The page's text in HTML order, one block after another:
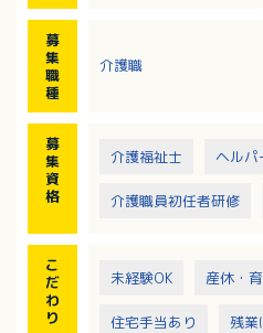
募
集
職
種
介護職
募
集
資
格
介護福祉士 ヘルパ
介護職員初任者研修
こ
だ
わ
り
未経験OK 産休・
住宅手当あり 残業